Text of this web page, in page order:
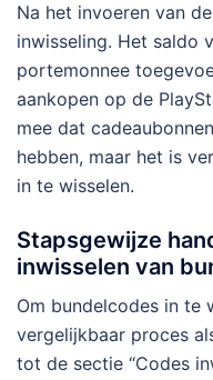
Na het invoeren van
inwisseling. Het saldo
portemonnee
aankopen op de
mee dat
hebben, maar het is
in te wisselen.
Stapsgewijze
inwisselen van
Om bundelcodes in te
vergelijkbaar proces
tot de sectie “Codes